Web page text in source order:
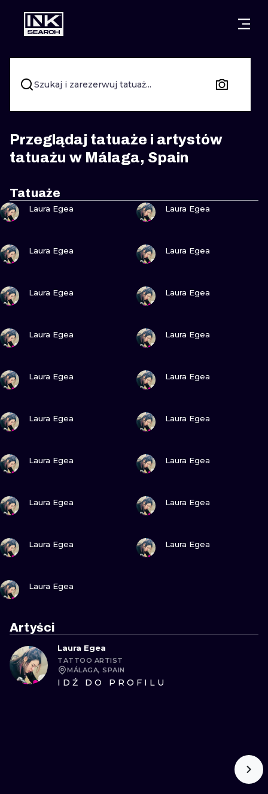
MIASTA GDAŃSK
WARSZAWA POZNAŃ
KRAKÓW KATOWICE
WROCŁAW ŁÓDŹ
BERLIN WIEDEŃ
PRAGA LONDYN
STYLE
KALIGRAFIA
NEW
TRIBAL
Szukaj i zarezerwuj tatuaż...
Przeglądaj tatuaże i artystów
tatuażu w Málaga, Spain
Tatuaże
ZOBACZ
Laura Egea
ZOBACZ
Laura Egea
Laura Egea Laura Egea
Laura Egea Laura Egea
Laura Egea Laura Egea
Laura Egea Laura Egea
Laura Egea Laura Egea
Laura Egea Laura Egea
Laura Egea Laura Egea
Laura Egea Laura Egea
Laura Egea
Artyści
Laura Egea
TATTOO ARTIST
MÁLAGA, SPAIN
IDŹ DO PROFILU